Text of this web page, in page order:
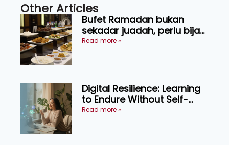
Other Articles
Bufet Ramadan bukan
sekadar juadah, perlu bijak
memilih dan selamat
Read more »
Digital Resilience: Learning
to Endure Without Self-
Pressure
Read more »